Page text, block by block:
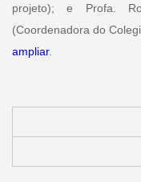
projeto); e Profa.
(Coordenadora do
ampliar.